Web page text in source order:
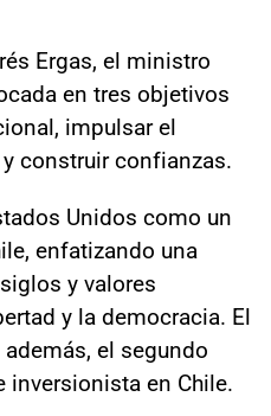
Ergas, el ministro
en tres objetivos
impulsar el
construir confianzas.
Unidos como un
enfatizando una
y valores
y la democracia. El
el segundo
inversionista en Chile.